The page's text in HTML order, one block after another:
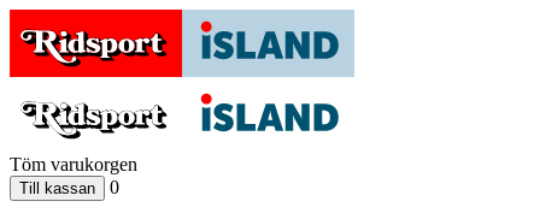
Töm varukorgen
0